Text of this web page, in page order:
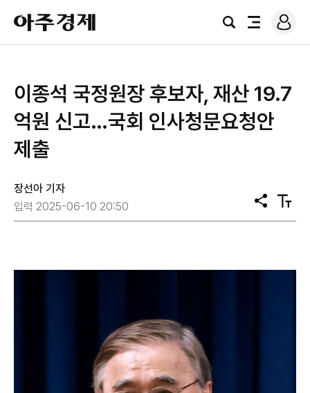
아
주
경
검
전
로
그
이종석 국정원장 후보자, 재산 19.7
억원 신고…국회 인사청문요청안
제출
장선아 기자
입력 2025-06-10 20:50
공
유
텍
스